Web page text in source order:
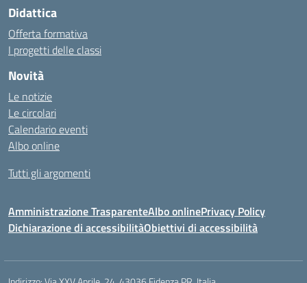
Didattica
Offerta formativa
I progetti delle classi
Novità
Le notizie
Le circolari
Calendario eventi
Albo online
Tutti gli argomenti
Amministrazione TrasparenteAlbo onlinePrivacy Policy
Dichiarazione di accessibilitàObiettivi di accessibilità